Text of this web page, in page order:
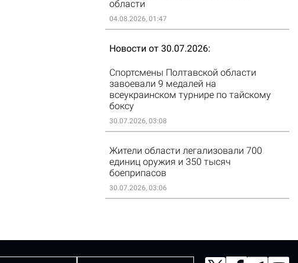
области
04.08.2026, 01:47
Новости от 30.07.2026
Спортсмены Полтавской области
завоевали 9 медалей на
всеукраинском турнире по тайскому
боксу
30.07.2026, 03:08
Жители области легализовали 700
единиц оружия и 350 тысяч
боеприпасов
30.07.2026, 03:06